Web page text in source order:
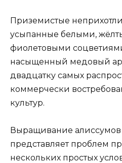
Приземистые
усыпанные белыми,
фиолетовыми
насыщенный медовый
двадцатку самых
коммерчески
культур.
Выращивание алиссумов
представляет проблем
нескольких простых